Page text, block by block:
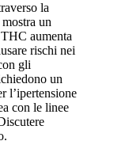
la
un
aumenta
rischi nei
gli
un
l’ipertensione
con le linee